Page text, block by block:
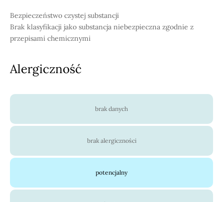
Bezpieczeństwo czystej substancji
Brak klasyfikacji jako substancja niebezpieczna zgodnie z
przepisami chemicznymi
Alergiczność
brak danych
brak alergiczności
potencjalny